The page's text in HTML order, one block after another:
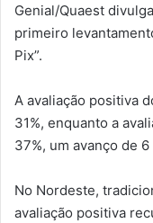
Genial/Quaest
primeiro
Pix”.
A avaliação positiva
31%, enquanto a
37%, um avanço de
No Nordeste,
avaliação positiva